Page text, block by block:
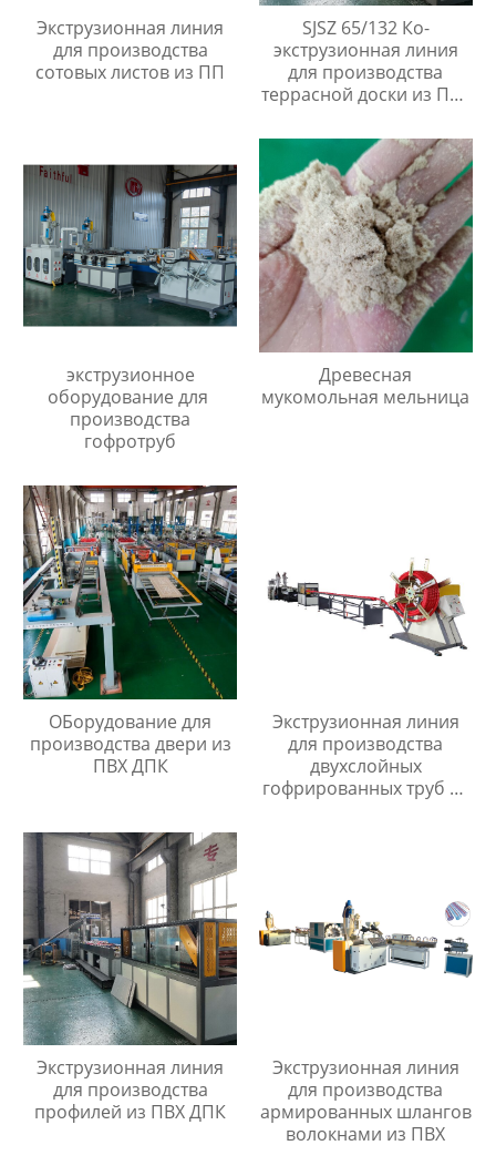
Экструзионная линия
для производства
сотовых листов из ПП
SJSZ 65/132 Ко-
экструзионная линия
для производства
террасной доски из ПВХ
экструзионное
оборудование для
производства
гофротруб
Древесная
мукомольная мельница
ОБорудование для
производства двери из
ПВХ ДПК
Экструзионная линия
для производства
двухслойных
гофрированных труб из
Экструзионная линия
для производства
профилей из ПВХ ДПК
Экструзионная линия
для производства
армированных шлангов
волокнами из ПВХ